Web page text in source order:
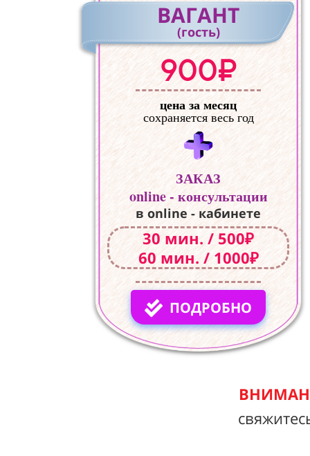
ВАГАНТ
(гость)
900₽
цена за месяц
сохраняется весь год
ЗАКАЗ
online - консультации
в online - кабинете
30 мин. / 500₽
60 мин. / 1000₽
ПОДРОБНО